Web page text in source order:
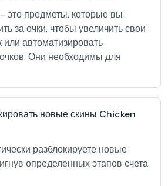
это предметы, которые вы
за очки, чтобы увеличить свои
или автоматизировать
Они необходимы для
новые скины Chicken
разблокируете новые
определенных этапов счета